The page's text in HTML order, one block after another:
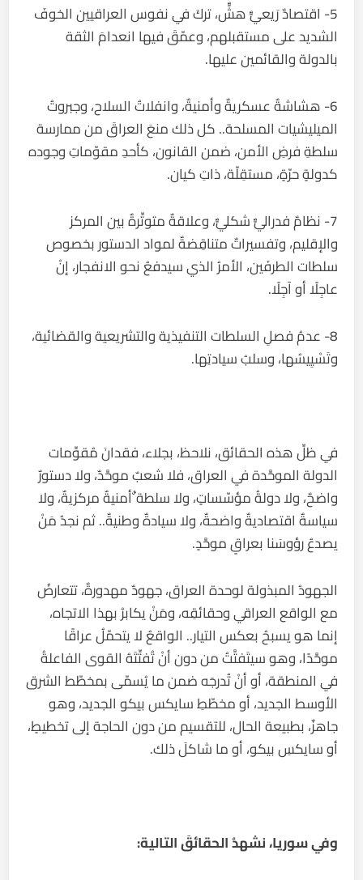
5- اقتصادٌ رَيعيٌّ هشٌّ، تركَ في نفوس العراقيين الخوفَ
الشديد على مستقبلهم، وعمّقَ فيها انعدامَ الثقة
بالدولة والقائمين عليها.
6- هشاشةٌ عسكريةٌ وأمنيةٌ، وانفلاتُ السلاح، وجبروتُ
الميليشيات المسلحة.. كل ذلك منعَ العراقَ من ممارسة
سلطةِ فرضِ الأمن، ضمن القانون، كأحدِ مقوّماتِ وجوده
كدولةٍ حرّةٍ، مستقِلّة، ذاتِ كيان.
7- نظامٌ فدراليٌّ شكليٌّ، وعلاقةٌ متوتِّرةٌ بين المركز
والإقليم، وتفسيراتٌ متناقِضةٌ لمواد الدستور بخصوص
سلطات الطرفَين، الأمرُ الذي سيدفعُ نحو الانفجار، إنْ
عاجِلًا أو آجِلًا.
8- عدمُ فصلِ السلطات التنفيذية والتشريعية والقضائية،
وتَسْيِيسُها، وسلبُ سيادتِها.
في ظلِّ هذه الحقائق، نلاحظ، بجلاء، فقدانَ مُقوِّمات
الدولة الموحَّدة في العراق، فلا شعبٌ موحَّدٌ، ولا دستورٌ
واضحٌ، ولا دولةُ مؤسّساتٍ، ولا سلطة ٌأمنيةٌ مركزيةٌ، ولا
سياسةٌ اقتصاديةٌ واضحةٌ، ولا سيادةٌ وطنيةٌ.. ثم نجدُ مَنْ
يصدعُ رؤوسَنا بعراقٍ موحَّدٍ.
الجهودُ المبذولة لوحدة العراق، جهودٌ مهدورةٌ، تتعارضُ
مع الواقع العراقي وحقائقِه، ومَنْ يكابرُ بهذا الاتجاه،
إنما هو يسبحُ بعكس التيار.. الواقعُ لا يتحمّلُ عراقًا
موحَّدًا، وهو سيتَفتَّتُ من دون أنْ تُفتِّتَهُ القوى الفاعلةُ
في المنطقة، أو أنْ تُدرجَه ضمن ما يُسمّى بمخطّط الشرق
الأوسط الجديد، أو مخطّطِ سايكس بيكو الجديد، وهو
جاهزٌ، بطبيعة الحال، للتقسيم من دون الحاجة إلى تخطيطٍ،
أو سايكسِ بيكو، أو ما شاكلَ ذلك.
وفي سوريا، نشهدُ الحقائقَ التالية: